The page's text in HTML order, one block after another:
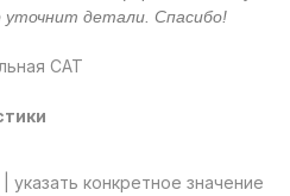
CAT
конкретное значение